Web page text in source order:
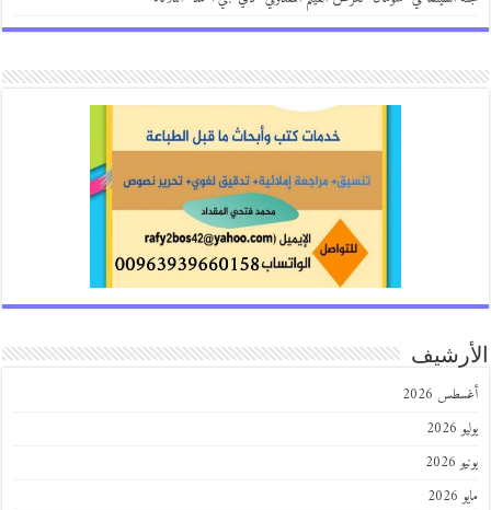
الأرشيف
أغسطس 2026
يوليو 2026
يونيو 2026
مايو 2026